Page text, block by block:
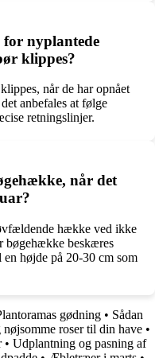
nyplantede
klippes?
når de har opnået
anbefales at følge
retningslinjer.
når det
hække ved ikke
bøgehække beskæres
højde på 20-30 cm som
gødning • Sådan
nøjsomme roser til din have •
• Udplantning og pasning af